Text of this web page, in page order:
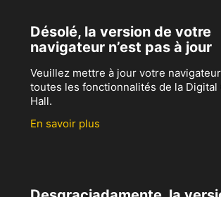
Désolé, la version de votre
navigateur n’est pas à jour
Veuillez mettre à jour votre
toutes les fonctionnalités de la
Hall.
En savoir plus